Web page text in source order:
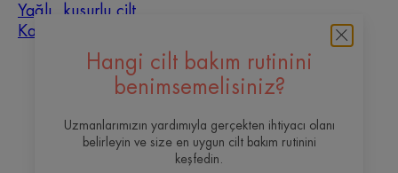
Hangi cilt bakım rutinini
benimsemelisiniz?
Uzmanlarımızın yardımıyla gerçekten ihtiyacı olanı
belirleyin ve size en uygun cilt bakım rutinini
keşfedin.
Yağlı, kusurlu cilt
Karma cilt
Hakkımızda